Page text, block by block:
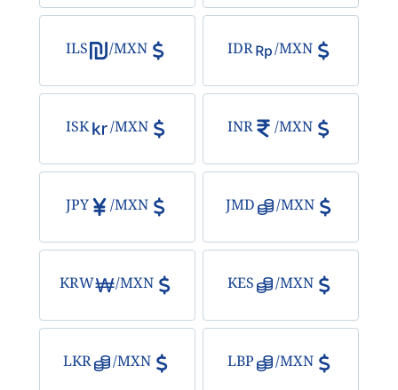
الذهب
جميع العملات
السلع
MXN
/
IDR
MXN
/
ILS
MXN
/
INR
MXN
/
ISK
MXN
/
JMD
MXN
/
JPY
MXN
/
KES
MXN
/
KRW
MXN
/
LBP
MXN
/
LKR